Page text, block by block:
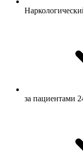
за пациентами